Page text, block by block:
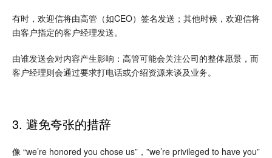
有时，欢迎信将由高管（如CEO）签名发送；其他时候，欢迎信将
由客户指定的客户经理发送。
由谁发送会对内容产生影响：高管可能会关注公司的整体愿景，而
客户经理则会通过要求打电话或介绍资源来谈及业务。
3. 避免夸张的措辞
像 “we’re honored you chose us”，”we’re privileged to have you”